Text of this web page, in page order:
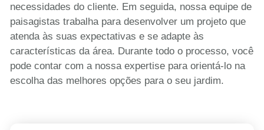
necessidades do cliente. Em seguida, nossa equipe de
paisagistas trabalha para desenvolver um projeto que
atenda às suas expectativas e se adapte às
características da área. Durante todo o processo, você
pode contar com a nossa expertise para orientá-lo na
escolha das melhores opções para o seu jardim.